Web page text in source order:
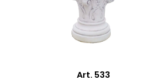
Art. 533